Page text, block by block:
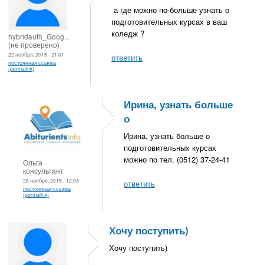
hybridauth_Goog...
(не проверено)
22 ноября, 2015 - 21:01
постоянная ссылка
(permalink)
а где можно по-больше узнать о
подготовительных курсах в ваш
коледж ?
ответить
Ольга
консультант
26 ноября, 2015 - 12:03
постоянная ссылка
(permalink)
Ирина, узнать больше
о
Ирина, узнать больше о
подготовительных курсах
можно по тел. (0512) 37-24-41
ответить
Хочу поступить)
Хочу поступить)